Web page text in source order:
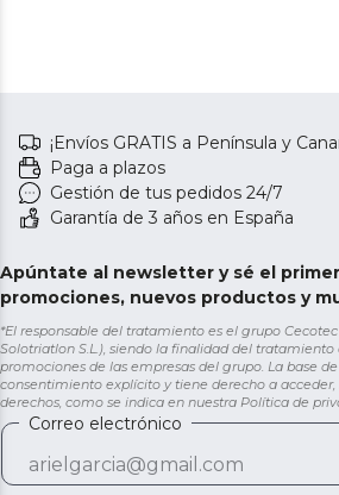
¡Envíos GRATIS a Península y
Paga a plazos
Gestión de tus pedidos 24/7
Garantía de 3 años en España
Apúntate al newsletter y sé el
promociones, nuevos productos y
*El responsable del tratamiento es el grupo
Solotriatlon S.L.), siendo la finalidad del
promociones de las empresas del grupo. La base
consentimiento explícito y tiene derecho a
derechos, como se indica en nuestra Política de
Correo electrónico